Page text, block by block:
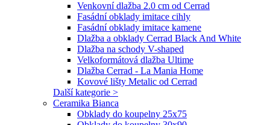
Venkovní dlažba 2.0 cm od Cerrad
Fasádní obklady imitace cihly
Fasádní obklady imitace kamene
Dlažba a obklady Cerrad Black And White
Dlažba na schody V-shaped
Velkoformátová dlažba Ultime
Dlažba Cerrad - La Mania Home
Kovové lišty Metalic od Cerrad
Další kategorie >
Ceramika Bianca
Obklady do koupelny 25x75